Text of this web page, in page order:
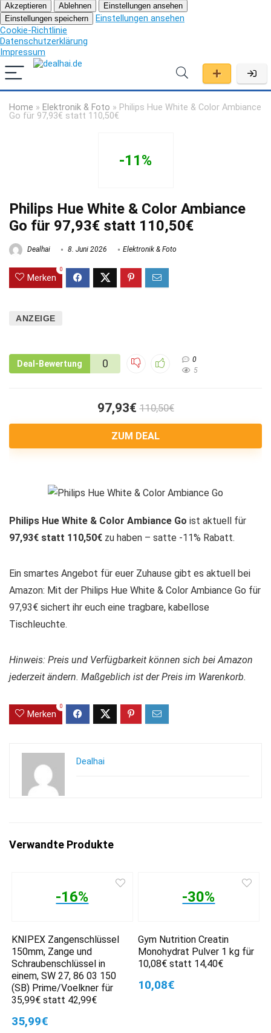
Akzeptieren Ablehnen
Einstellungen ansehen
Einstellungen speichern
Einstellungen ansehen
Cookie-Richtlinie
Datenschutzerklärung
Impressum
Home » Elektronik & Foto » Philips Hue White & Color Ambiance
Go für 97,93€ statt 110,50€
-11%
Philips Hue White & Color Ambiance
Go für 97,93€ statt 110,50€
Dealhai 8. Juni 2026 Elektronik & Foto
Merken
0
ANZEIGE
Deal-Bewertung 0
0
5
97,93€ 110,50€
ZUM DEAL
Philips Hue White & Color Ambiance Go ist aktuell für
97,93€ statt 110,50€ zu haben – satte -11% Rabatt.
Ein smartes Angebot für euer Zuhause gibt es aktuell bei
Amazon: Mit der Philips Hue White & Color Ambiance Go für
97,93€ sichert ihr euch eine tragbare, kabellose
Tischleuchte.
Hinweis: Preis und Verfügbarkeit können sich bei Amazon
jederzeit ändern. Maßgeblich ist der Preis im Warenkorb.
Merken
0
Dealhai
Verwandte Produkte
-16%
KNIPEX Zangenschlüssel
150mm, Zange und
Schraubenschlüssel in
einem, SW 27, 86 03 150
(SB) Prime/Voelkner für
35,99€ statt 42,99€
35,99€
-30%
Gym Nutrition Creatin
Monohydrat Pulver 1 kg für
10,08€ statt 14,40€
10,08€